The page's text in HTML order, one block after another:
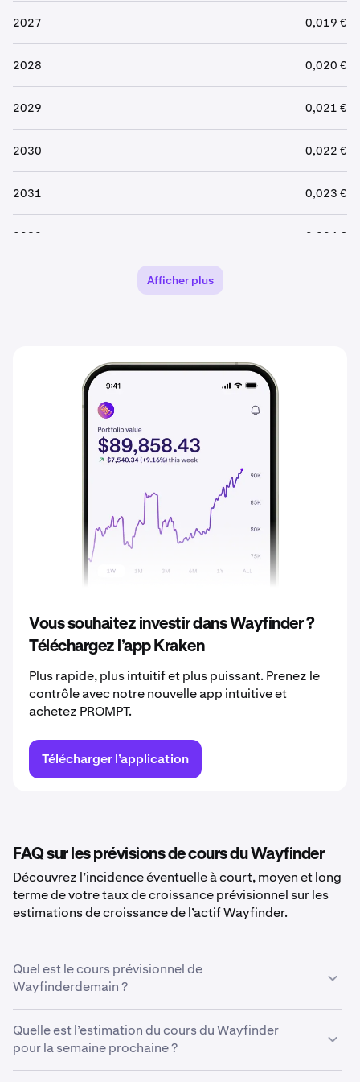
2027 0,019 €
2028 0,020 €
2029 0,021 €
2030 0,022 €
2031 0,023 €
2032 0,024 €
Afficher plus
Vous souhaitez investir dans Wayfinder ?
Téléchargez l’app Kraken
Plus rapide, plus intuitif et plus puissant. Prenez le
contrôle avec notre nouvelle app intuitive et
achetez PROMPT.
Télécharger l’application
FAQ sur les prévisions de cours du Wayfinder
Découvrez l’incidence éventuelle à court, moyen et long
terme de votre taux de croissance prévisionnel sur les
estimations de croissance de l’actif Wayfinder.
Quel est le cours prévisionnel de
Wayfinderdemain ?
Avec votre taux de croissance prévisionnel de
cours prévu deWayfinderpour demain est estimé à
Quelle est l’estimation du cours du Wayfinder
pour la semaine prochaine ?